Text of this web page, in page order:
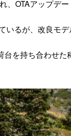
OTAアップデー
るが、改良モデ
を持ち合わせ